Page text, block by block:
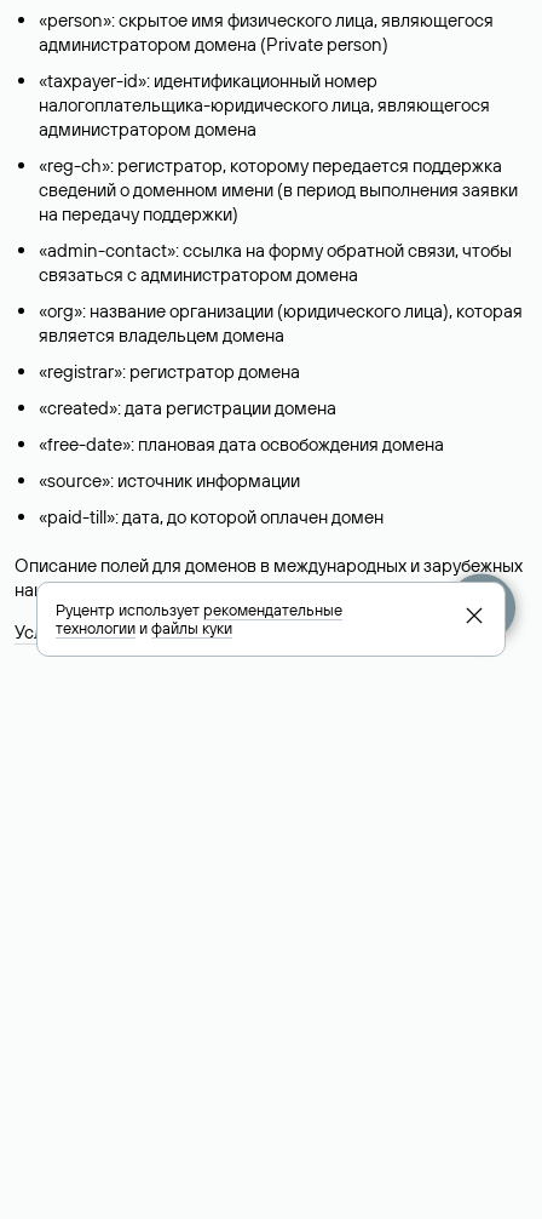
«person»: скрытое имя физического лица, являющегося
администратором домена (Privatе person)
«taxpayer-id»: идентификационный номер
налогоплательщика-юридического лица, являющегося
администратором домена
«reg-ch»: регистратор, которому передается поддержка
сведений о доменном имени (в период выполнения заявки
на передачу поддержки)
«admin-contact»: ссылка на форму обратной связи, чтобы
связаться с администратором домена
«org»: название организации (юридического лица), которая
является владельцем домена
«registrar»: регистратор домена
«created»: дата регистрации домена
«free-date»: плановая дата освобождения домена
«source»: источник информации
«paid-till»: дата, до которой оплачен домен
Описание полей для доменов в международных и зарубежных
национальных доменах представлены в разделе «Помощь».
Условия использования Whois-сервиса
Руцентр используетрекомендательные
технологииифайлы куки